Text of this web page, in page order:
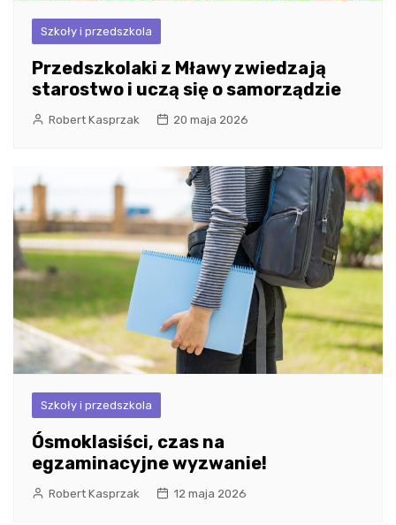
Szkoły i przedszkola
Przedszkolaki z Mławy zwiedzają
starostwo i uczą się o samorządzie
Robert Kasprzak 20 maja 2026
Szkoły i przedszkola
Ósmoklasiści, czas na
egzaminacyjne wyzwanie!
Robert Kasprzak 12 maja 2026